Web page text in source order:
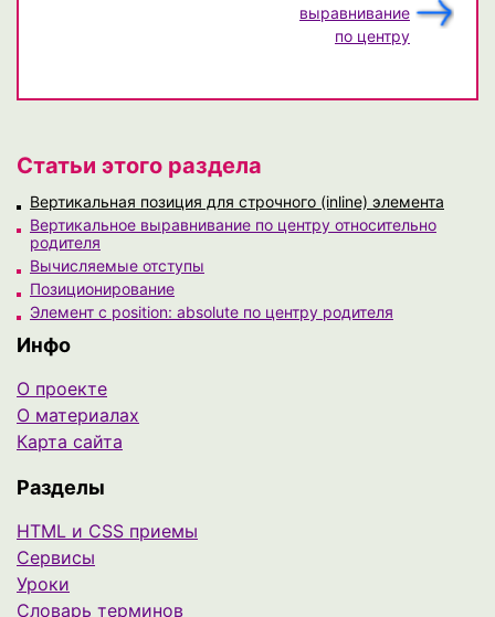
выравнивание
по центру
Статьи этого раздела
Вертикальная позиция для строчного (inline) элемента
Вертикальное выравнивание по центру относительно
родителя
Вычисляемые отступы
Позиционирование
Элемент с position: absolute по центру родителя
Инфо
О проекте
О материалах
Карта сайта
Разделы
HTML и CSS приемы
Сервисы
Уроки
Cловарь терминов